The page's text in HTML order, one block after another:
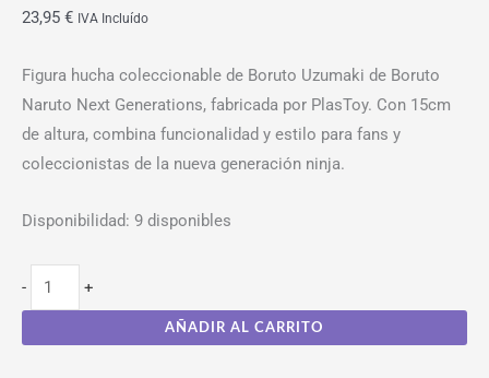
23,95 € IVA Incluído
Figura hucha coleccionable de Boruto Uzumaki de Boruto
Naruto Next Generations, fabricada por PlasToy. Con 15cm
de altura, combina funcionalidad y estilo para fans y
coleccionistas de la nueva generación ninja.
Disponibilidad: 9 disponibles
- +
AÑADIR AL CARRITO